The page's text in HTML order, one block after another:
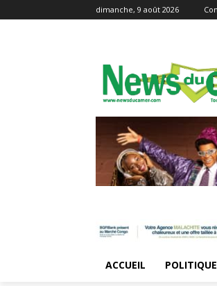
dimanche, 9 août 2026
ACCUEIL